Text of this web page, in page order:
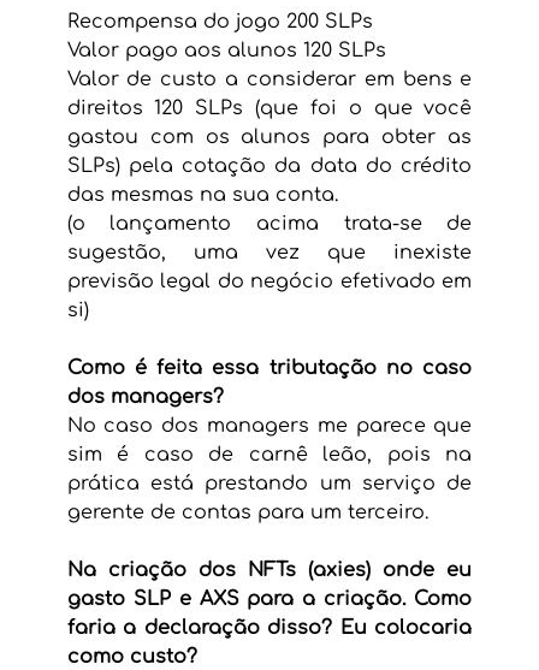
Recompensa do jogo 200 SLPs
Valor pago aos alunos 120 SLPs
Valor de custo a considerar em bens e
direitos 120 SLPs (que foi o que você
gastou com os alunos para obter as
SLPs) pela cotação da data do crédito
das mesmas na sua conta.
(o lançamento acima trata-se de
sugestão, uma vez que inexiste
previsão legal do negócio efetivado em
si)
Como é feita essa tributação no caso
dos managers?
No caso dos managers me parece que
sim é caso de carnê leão, pois na
prática está prestando um serviço de
gerente de contas para um terceiro.
Na criação dos NFTs (axies) onde eu
gasto SLP e AXS para a criação. Como
faria a declaração disso? Eu colocaria
como custo?